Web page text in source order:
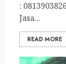
:
Jasa...
READ MORE